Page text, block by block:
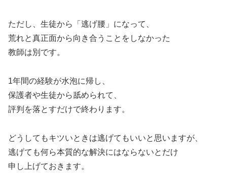
ただし、生徒から「逃げ腰」になって、
荒れと真正面から向き合うことをしなかった
教師は別です。
1年間の経験が水泡に帰し、
保護者や生徒から舐められて、
評判を落とすだけで終わります。
どうしてもキツいときは逃げてもいいと思いますが、
逃げても何ら本質的な解決にはならないとだけ
申し上げておきます。